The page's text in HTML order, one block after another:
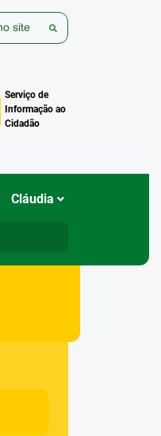
Serviço de
Informação ao
Cidadão
Cláudia